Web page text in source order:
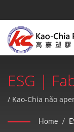
ESG |
GPPS,
Produtos
/ Kao-Chia não
pós-venda de alta
Home /